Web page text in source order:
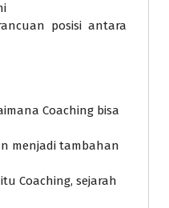
posisi antara
Coaching bisa
menjadi tambahan
Coaching, sejarah